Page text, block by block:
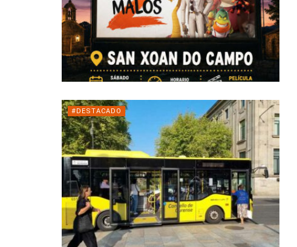
#DESTACADO